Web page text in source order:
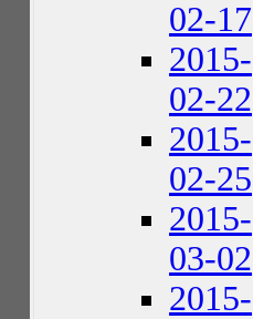
02-17
2015-
02-22
2015-
02-25
2015-
03-02
2015-